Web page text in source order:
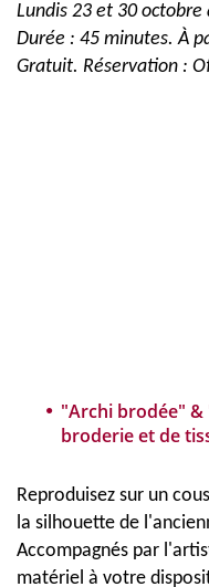
Lundis 23 et 30
Durée : 45 minutes. À
Gratuit. Réservation :
"Archi brodée" &
broderie et de
Reproduisez sur un
la silhouette de
Accompagnés par
matériel à votre